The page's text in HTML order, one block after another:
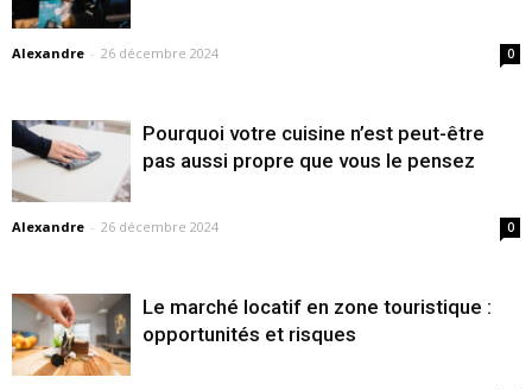
Alexandre - 26 décembre 2024 0
Pourquoi votre cuisine n’est peut-être
pas aussi propre que vous le pensez
Alexandre - 26 décembre 2024 0
Le marché locatif en zone touristique :
opportunités et risques